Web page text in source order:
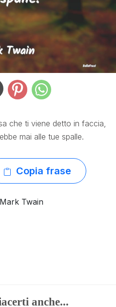
che ti viene detto in faccia,
mai alle tue spalle.
Copia frase
Twain
anche...